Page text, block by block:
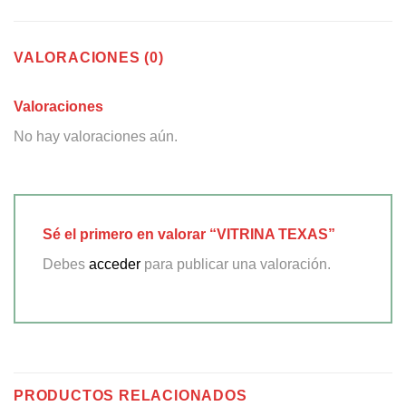
VALORACIONES (0)
Valoraciones
No hay valoraciones aún.
Sé el primero en valorar “VITRINA TEXAS”
Debes acceder para publicar una valoración.
PRODUCTOS RELACIONADOS